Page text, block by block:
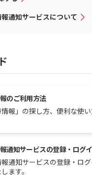
通知サービスについて
のご利用方法
情報」の探し方、便利な使
通知サービスの登録・ログ
通知サービスの登録・ロ
ます。